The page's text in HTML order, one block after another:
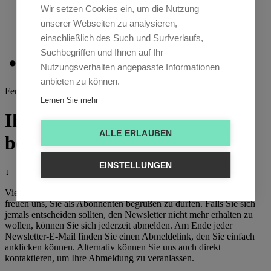
Nach/Lese
Events
Kontakt
Fertig
Ihre Anmeldung wurde
bestätigt
↓
Vielen Dank für Ihre Anmeldung zu unserem Newsletter! Wir
freuen uns, Sie als Abonnenten begrüßen zu dürfen. Falls Sie sich
jemals entscheiden sollten, den Newsletter nicht mehr erhalten zu
wollen, können Sie sich jederzeit abmelden. Am Ende jeder
Newsletter-E-Mail finden Sie einen Abmeldelink, den Sie einfach
anklicken können. Alternativ können Sie uns auch direkt
kontaktieren, um Ihre Abmeldung zu veranlassen.
Wir setzen Cookies ein, um die Nutzung
unserer Webseiten zu analysieren,
einschließlich des Such und Surfverlaufs,
Suchbegriffen und Ihnen auf Ihr
Nutzungsverhalten angepasste Informationen
anbieten zu können.
Lernen Sie mehr
ALLE ERLAUBEN
EINSTELLUNGEN